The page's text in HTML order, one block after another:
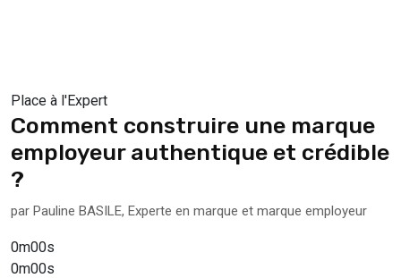
Place à l'Expert
Comment construire une marque
employeur authentique et crédible
?
par Pauline BASILE, Experte en marque et marque employeur
0m00s
0m00s